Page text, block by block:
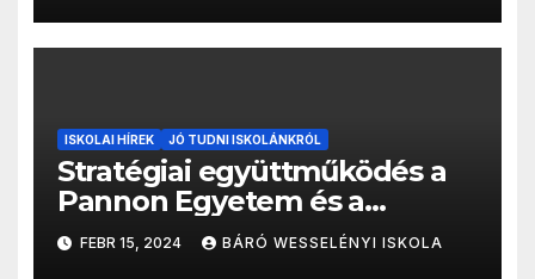
ISKOLAI HÍREK JÓ TUDNI ISKOLÁNKRÓL
Stratégiai együttműködés a
Pannon Egyetem és a
BANONA között: Kutatás,
fejlesztés, innováció
FEBR 15, 2024 BÁRÓ WESSELÉNYI ISKOLA